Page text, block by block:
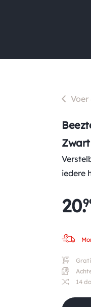
Zwart
iedere
20.
14